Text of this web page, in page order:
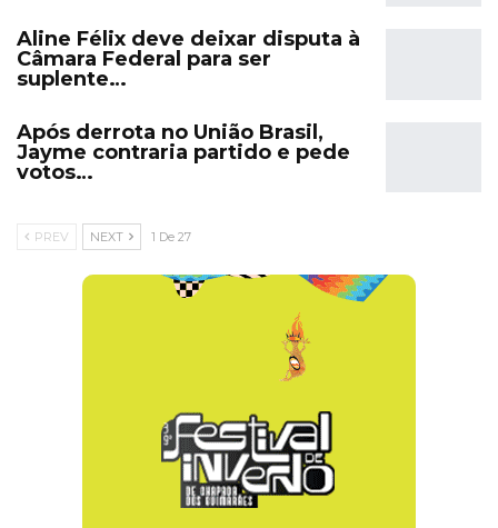
Aline Félix deve deixar disputa à
Câmara Federal para ser
suplente…
Após derrota no União Brasil,
Jayme contraria partido e pede
votos…
PREV NEXT 1 De 27